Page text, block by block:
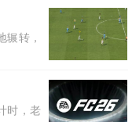
，告诉大家：
，我也会继续
的一生。这大
中产生深刻共
转，
时，老